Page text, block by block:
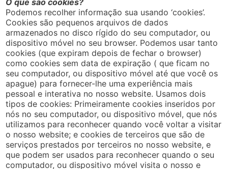
Podemos recolher informação sua usando ‘cookies’.
Cookies são pequenos arquivos de dados
armazenados no disco rígido do seu computador, ou
dispositivo móvel no seu browser. Podemos usar tanto
cookies (que expiram depois de fechar o browser)
como cookies sem data de expiração ( que ficam no
seu computador, ou dispositivo móvel até que você os
apague) para fornecer-lhe uma experiência mais
pessoal e interativa no nosso website. Usamos dois
tipos de cookies: Primeiramente cookies inseridos por
nós no seu computador, ou dispositivo móvel, que nós
utilizamos para reconhecer quando você voltar a visitar
o nosso website; e cookies de terceiros que são de
serviços prestados por terceiros no nosso website, e
que podem ser usados para reconhecer quando o seu
computador, ou dispositivo móvel visita o nosso e